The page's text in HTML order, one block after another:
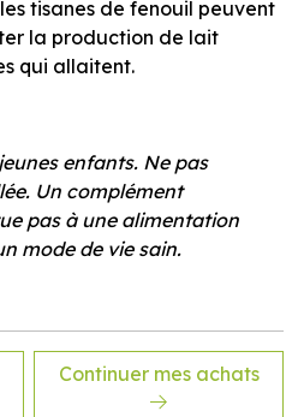
les tisanes de fenouil peuvent
la production de lait
qui allaitent.
enfants. Ne pas
Un complément
pas à une alimentation
mode de vie sain.
Continuer mes achats